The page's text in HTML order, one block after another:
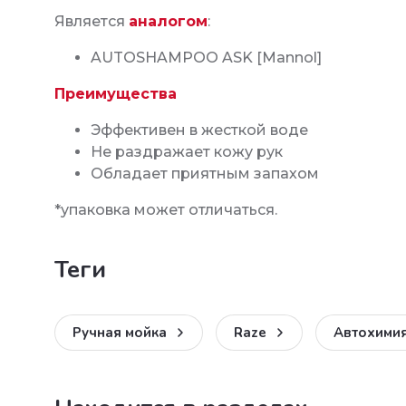
Является аналогом:
AUTOSHAMPOO ASK [Mannol]
Преимущества
Эффективен в жесткой воде
Не раздражает кожу рук
Обладает приятным запахом
*упаковка может отличаться.
теги
Ручная мойка Raze